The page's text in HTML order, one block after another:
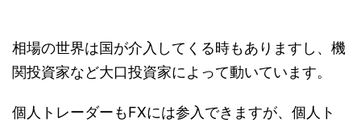
相場の世界は国が介入してくる時もありますし、機
関投資家など大口投資家によって動いています。
個人トレーダーもFXには参入できますが、個人ト